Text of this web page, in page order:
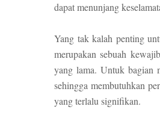
dapat menunjang
Yang tak kalah penting
merupakan sebuah
yang lama. Untuk bagian
sehingga membutuhkan
yang terlalu signifikan.